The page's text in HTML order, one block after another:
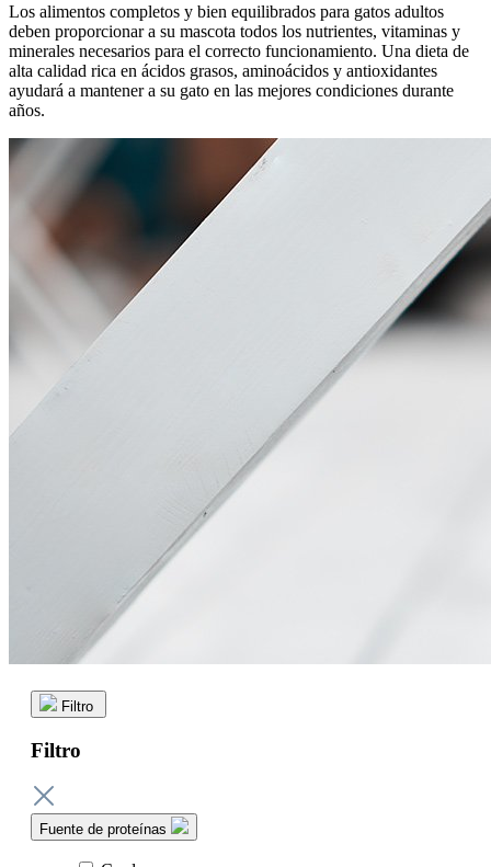
Los alimentos completos y bien equilibrados para gatos adultos
deben proporcionar a su mascota todos los nutrientes, vitaminas y
minerales necesarios para el correcto funcionamiento. Una dieta de
alta calidad rica en ácidos grasos, aminoácidos y antioxidantes
ayudará a mantener a su gato en las mejores condiciones durante
años.
Filtro
Filtro
Fuente de proteínas